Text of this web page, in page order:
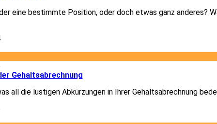
eine bestimmte Position, oder doch etwas ganz anderes?
Gehaltsabrechnung
all die lustigen Abkürzungen in Ihrer Gehaltsabrechnung